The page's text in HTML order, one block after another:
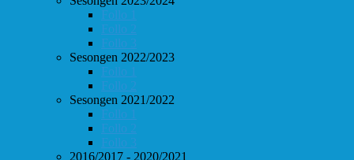
Follo 1
Follo 2
Follo 3
Sesongen 2022/2023
Follo 1
Follo 2
Sesongen 2021/2022
Follo 1
Follo 2
Follo 3
2016/2017 - 2020/2021